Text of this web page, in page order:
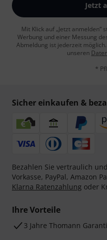
Jetzt
Mit Klick auf „Jetzt anmelden“
Werbung und einer Messung
Abmeldung ist jederzeit
unseren
*
Sicher einkaufen &
Bezahlen Sie vertraulich
Vorkasse, PayPal, Amazon
Klarna Ratenzahlung oder
Ihre Vorteile
3 Jahre Thomann